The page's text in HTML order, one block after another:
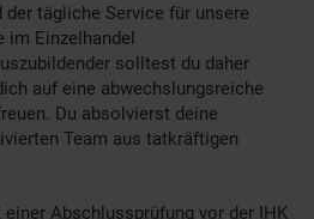
der tägliche Service für unsere
im Einzelhandel
solltest du daher
auf eine abwechslungsreiche
Du absolvierst deine
Team aus tatkräftigen
Abschlussprüfung vor der IHK